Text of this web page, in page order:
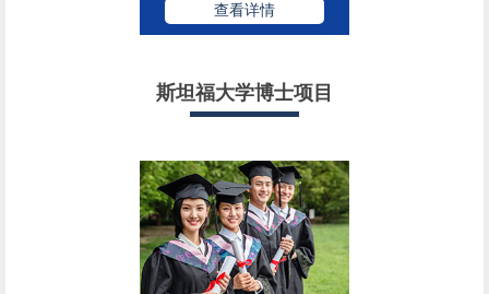
查看详情
斯坦福大学博士项目